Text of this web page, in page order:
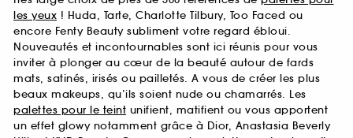
les yeux ! Huda, Tarte, Charlotte Tilbury, Too Faced ou
encore Fenty Beauty subliment votre regard ébloui.
Nouveautés et incontournables sont ici réunis pour vous
inviter à plonger au cœur de la beauté autour de fards
mats, satinés, irisés ou pailletés. A vous de créer les plus
beaux makeups, qu’ils soient nude ou chamarrés. Les
palettes pour le teint unifient, matifient ou vous apportent
un effet glowy notamment grâce à Dior, Anastasia Beverly